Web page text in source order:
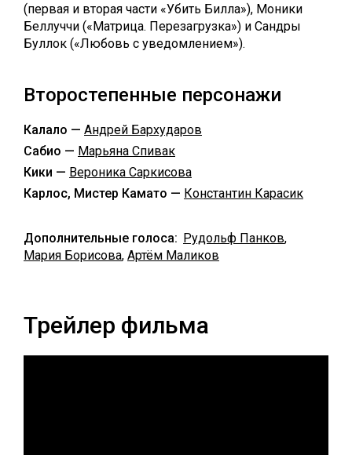
(первая и вторая части «Убить Билла»), Моники
Беллуччи («Матрица. Перезагрузка») и Сандры
Буллок («Любовь с уведомлением»).
Второстепенные персонажи
Калало — Андрей Бархударов
Сабио — Марьяна Спивак
Кики — Вероника Саркисова
Карлос, Мистер Камато — Константин Карасик
Дополнительные голоса: Рудольф Панков,
Мария Борисова, Артём Маликов
Трейлер фильма